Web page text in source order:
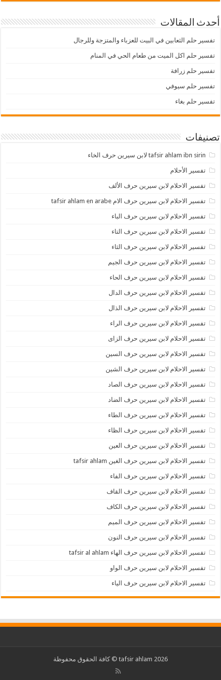
أحدث المقالات
تفسير حلم الثعابين في البيت للعزباء والمتزجة وللرجال
تفسير حلم اكل الميت من طعام الحي في المنام
تفسير حلم زرافة
تفسير حلم سيوفي
تفسير حلم بغاء
تصنيفات
tafsir ahlam ibn sirin لابن سيرين حرف الخاء
تفسير الأحلام
تفسير الاحلام لابن سيرين حرف الألف
تفسير الاحلام لابن سيرين حرف الام tafsir ahlam en arabe
تفسير الاحلام لابن سيرين حرف الباء
تفسير الاحلام لابن سيرين حرف التاء
تفسير الاحلام لابن سيرين حرف الثاء
تفسير الاحلام لابن سيرين حرف الجيم
تفسير الاحلام لابن سيرين حرف الحاء
تفسير الاحلام لابن سيرين حرف الدال
تفسير الاحلام لابن سيرين حرف الذال
تفسير الاحلام لابن سيرين حرف الراء
تفسير الاحلام لابن سيرين حرف الزاى
تفسير الاحلام لابن سيرين حرف السين
تفسير الاحلام لابن سيرين حرف الشين
تفسير الاحلام لابن سيرين حرف الصاد
تفسير الاحلام لابن سيرين حرف الضاد
تفسير الاحلام لابن سيرين حرف الطاء
تفسير الاحلام لابن سيرين حرف الظاء
تفسير الاحلام لابن سيرين حرف العين
تفسير الاحلام لابن سيرين حرف الغين tafsir ahlam
تفسير الاحلام لابن سيرين حرف الفاء
تفسير الاحلام لابن سيرين حرف القاف
تفسير الاحلام لابن سيرين حرف الكاف
تفسير الاحلام لابن سيرين حرف الميم
تفسير الاحلام لابن سيرين حرف النون
تفسير الاحلام لابن سيرين حرف الهاء tafsir al ahlam
تفسير الاحلام لابن سيرين حرف الواو
تفسير الاحلام لابن سيرين حرف الياء
2026 tafsir ahlam © كافة الحقوق محفوظة